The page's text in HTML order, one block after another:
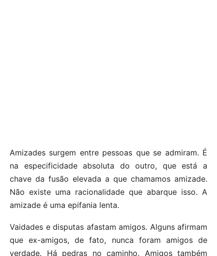
Amizades surgem entre pessoas que se admiram. É
na especificidade absoluta do outro, que está a
chave da fusão elevada a que chamamos amizade.
Não existe uma racionalidade que abarque isso. A
amizade é uma epifania lenta.
Vaidades e disputas afastam amigos. Alguns afirmam
que ex-amigos, de fato, nunca foram amigos de
verdade. Há pedras no caminho. Amigos também